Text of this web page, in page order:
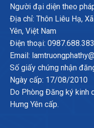
Người đại diện theo
Địa chỉ: Thôn Liêu Hạ,
Yên, Việt Nam
Điện thoại: 0987.688.383
Email:
Số giấy chứng nhận
Ngày cấp: 17/08/2010
Do Phòng Đăng ký kinh
Hưng Yên cấp.